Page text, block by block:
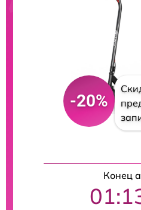
-20%
Конец